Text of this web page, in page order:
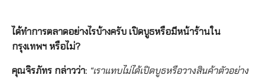
ได้ทำการตลาดอย่างไรบ้างครับ เปิดบูธหรือมีหน้าร้านใน
กรุงเทพฯ หรือไม่?
คุณจิรภัทร กล่าวว่า: “เราแทบไม่ได้เปิดบูธหรือวางสินค้าตัวอย่าง